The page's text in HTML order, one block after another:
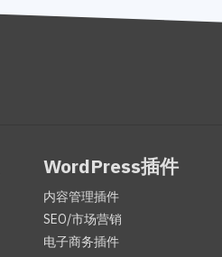
WordPress插件
内容管理插件
SEO/市场营销
电子商务插件